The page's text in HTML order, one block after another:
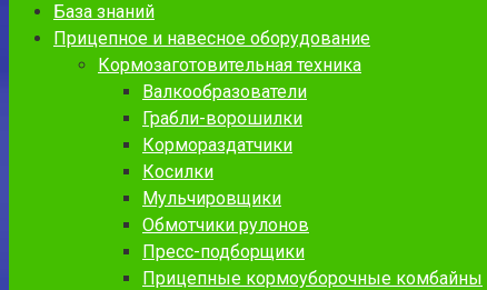
База знаний
Прицепное и навесное оборудование
Кормозаготовительная техника
Валкообразователи
Грабли-ворошилки
Кормораздатчики
Косилки
Мульчировщики
Обмотчики рулонов
Пресс-подборщики
Прицепные кормоуборочные комбайны